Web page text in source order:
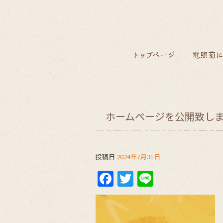
ホームページを公開致し
投稿日 2024年7月31日
F
a
c
T
w
itt
n
e